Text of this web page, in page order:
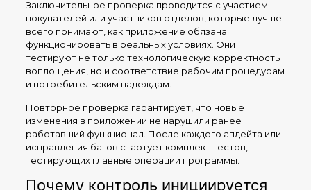
Заключительное проверка проводится с участием
покупателей или участников отделов, которые лучше
всего понимают, как приложение обязана
функционировать в реальных условиях. Они
тестируют не только технологическую корректность
воплощения, но и соответствие рабочим процедурам
и потребительским надеждам.
Повторное проверка гарантирует, что новые
изменения в приложении не нарушили ранее
работавший функционал. После каждого апдейта или
исправления багов стартует комплект тестов,
тестирующих главные операции программы.
Почему контроль инициируется